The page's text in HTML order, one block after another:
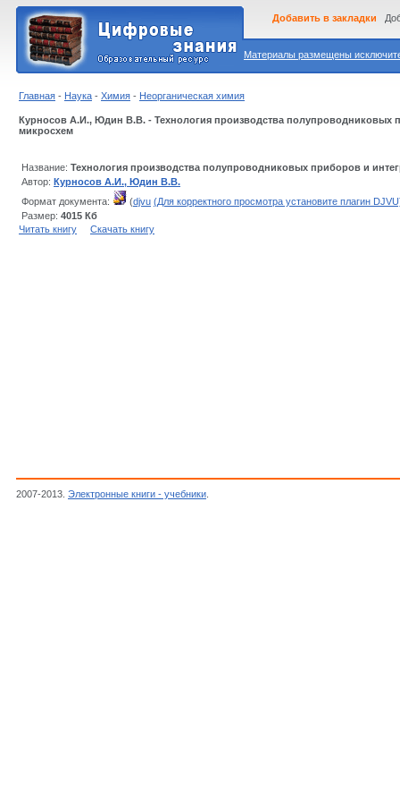
Материалы размещены
Добавить в закладки
Главная - Наука - Химия - Неорганическая химия
Курносов А.И., Юдин В.В. - Технология производства полупроводниковых
микросхем
Название: Технология производства полупроводниковых приборов и
Автор: Курносов А.И., Юдин В.В.
Формат документа:
(djvu (Для корректного просмотра установите плагин
Размер: 4015 Кб
Читать книгу
Скачать книгу
2007-2013. Электронные книги - учебники